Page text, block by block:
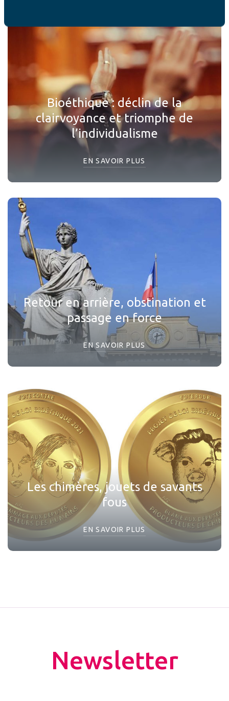
Bioéthique : déclin de la
clairvoyance et triomphe de
l’individualisme
EN SAVOIR PLUS
Retour en arrière, obstination et
passage en force
EN SAVOIR PLUS
Les chimères, jouets de savants
fous
EN SAVOIR PLUS
Newsletter